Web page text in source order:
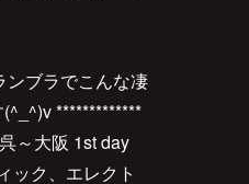
ンブラでこんな凄
*************
～大阪 1st day
ック、エレクト